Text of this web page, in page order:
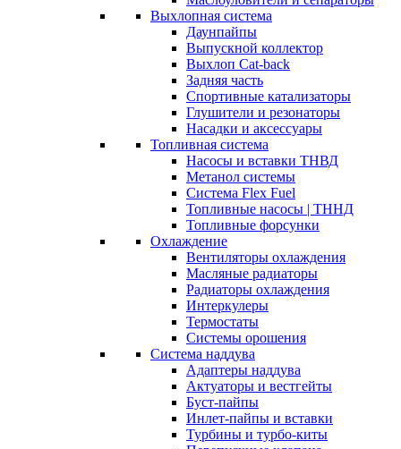
Выхлопная система
Даунпайпы
Выпускной коллектор
Выхлоп Cat-back
Задняя часть
Спортивные катализаторы
Глушители и резонаторы
Насадки и аксессуары
Топливная система
Насосы и вставки ТНВД
Метанол системы
Система Flex Fuel
Топливные насосы | ТННД
Топливные форсунки
Охлаждение
Вентиляторы охлаждения
Масляные радиаторы
Радиаторы охлаждения
Интеркулеры
Термостаты
Системы орошения
Система наддува
Адаптеры наддува
Актуаторы и вестгейты
Буст-пайпы
Инлет-пайпы и вставки
Турбины и турбо-киты